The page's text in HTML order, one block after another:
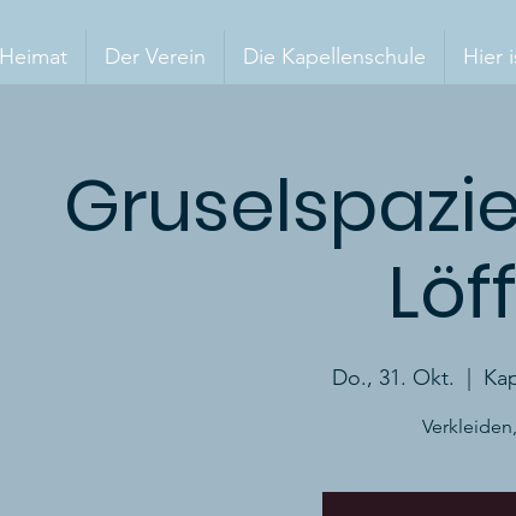
Heimat Der Verein Die Kapellenschule Hier
Do., 31. Okt.